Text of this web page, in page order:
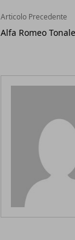
Articolo Precedente
Alfa Romeo